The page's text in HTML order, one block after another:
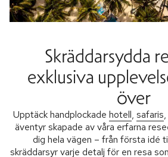
Skräddarsydda
exklusiva
över
Upptäck handplockade hotell, safaris,
äventyr skapade av våra erfarna
dig hela vägen – från första idé
skräddarsyr varje detalj för en resa